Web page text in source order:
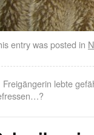
entry was posted in
Freigängerin lebte